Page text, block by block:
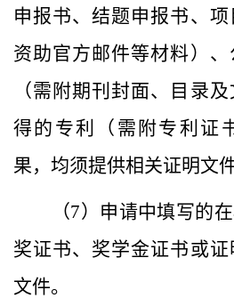
申报书、结题申报书、
资助官方邮件等材料）
（需附期刊封面、目录
得的专利（需附专利证
果，均须提供相关证明文件
（7）申请中填写的
奖证书、奖学金证书或
文件。